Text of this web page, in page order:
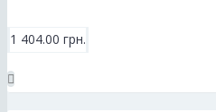
1 404.00 грн.